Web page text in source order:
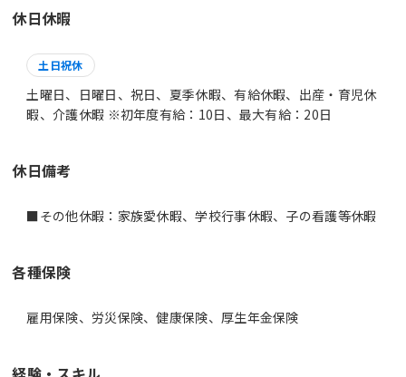
休日休暇
土日祝休
土曜日、日曜日、祝日、夏季休暇、有給休暇、出産・育児休
暇、介護休暇 ※初年度有給：10日、最大有給：20日
休日備考
■その他休暇：家族愛休暇、学校行事休暇、子の看護等休暇
各種保険
雇用保険、労災保険、健康保険、厚生年金保険